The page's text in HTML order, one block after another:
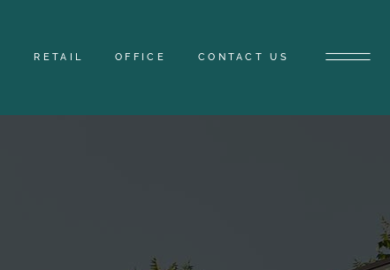
RETAIL OFFICE CONTACT US